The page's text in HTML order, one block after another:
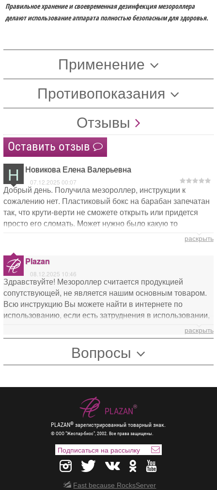
Правильное хранение и своевременная дезинфекция мезороллера
делают использование аппарата полностью безопасным для здоровья.
Применение
Противопоказания
Отзывы
Оставить отзыв
Н Новикова Елена Валерьевна
07.12.2025 00:07
Добрый день. Получила мезороллер, инструкции к
сожалению нет. Пластиковый бокс на барабан запечатан
так, что крути-верти не сможете открыть или придется
просто его сломать. Может нужно было какую то
придется вернуть товар. Выглядит красиво, но вот о
клиенте не подумали к сожалению.Так хотелось начать
пользоваться, а итог печален.
раскрыть
Plazan
08.12.2025 10:46
Здравствуйте! Мезороллер считается продукцией
сопутствующей, не является нашим основным товаром.
Всю инструкцию Вы можете найти в интернете по
использованию, если есть затруднения в использовании,
Вам инструкцию. Данный товар не подлежит возврату.
раскрыть
Вопросы
PLAZAN®
PLAZAN® зарегистрированный товарный знак.
© ООО "Жеспар-биос", 2002. Все права защищены.
Fast because RocksServer